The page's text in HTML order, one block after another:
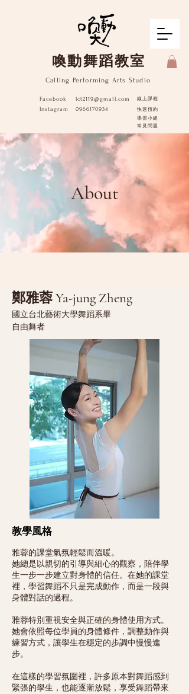
​喚動舞蹈教室
Calling Performing Arts Studio
線上課程
快速預約
學習小組
​常見問題
Facebook
Instagram
lct2119@gmail.com
0966170934
About
鄭雅蓉 Ya-jung Zheng
國立台北藝術大學舞蹈系畢​
自由舞者
教學風格
雅蓉的課堂氣氛輕鬆而溫暖。
她總是以親切的引導與細心的觀察，陪伴學
生一步一步建立對身體的信任。在她的課堂
裡，學習舞蹈不只是完成動作，而是一段與
身體對話的過程。
雅蓉特別重視安全與正確的身體使用方式。
她會依照每位學員的身體條件，調整動作與
練習方式，讓學生在穩定的步調中慢慢進
步。
在這樣的學習氛圍裡，許多原本對舞蹈感到
緊張的學生，也能逐漸放鬆，享受舞蹈帶來